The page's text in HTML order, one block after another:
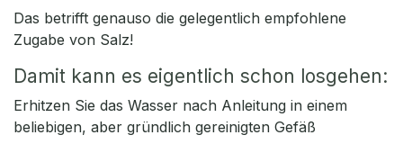
Das betrifft genauso die gelegentlich empfohlene
Zugabe von Salz!
Damit kann es eigentlich schon losgehen:
Erhitzen Sie das Wasser nach Anleitung in einem
beliebigen, aber gründlich gereinigten Gefäß